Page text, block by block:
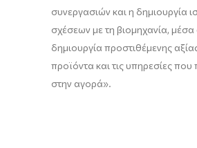
συνεργασιών και η δημιουργία
σχέσεων με τη βιομηχανία,
δημιουργία προστιθέμενης
προϊόντα και τις υπηρεσίες
στην αγορά».